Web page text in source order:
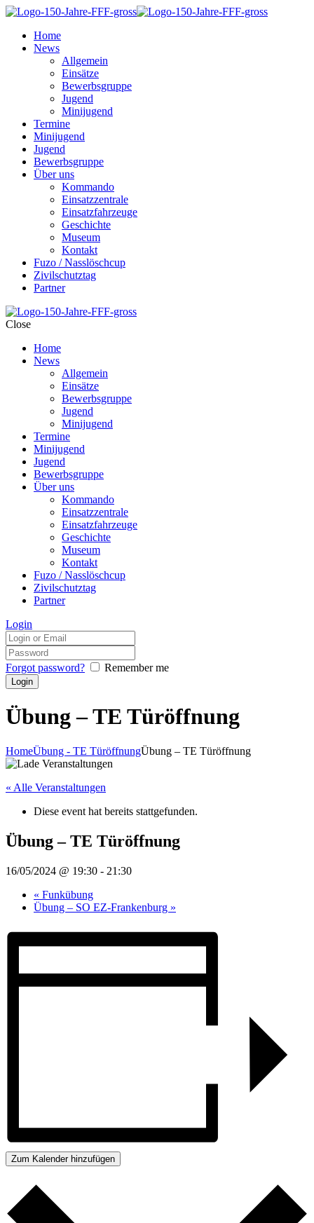
Home
News
Allgemein
Einsätze
Bewerbsgruppe
Jugend
Minijugend
Termine
Minijugend
Jugend
Bewerbsgruppe
Über uns
Kommando
Einsatzzentrale
Einsatzfahrzeuge
Geschichte
Museum
Kontakt
Fuzo / Nasslöschcup
Zivilschutztag
Partner
Close
Home
News
Allgemein
Einsätze
Bewerbsgruppe
Jugend
Minijugend
Termine
Minijugend
Jugend
Bewerbsgruppe
Über uns
Kommando
Einsatzzentrale
Einsatzfahrzeuge
Geschichte
Museum
Kontakt
Fuzo / Nasslöschcup
Zivilschutztag
Partner
Login
Forgot password? Remember me
Übung – TE Türöffnung
HomeÜbung - TE TüröffnungÜbung – TE Türöffnung
« Alle Veranstaltungen
Diese event hat bereits stattgefunden.
Übung – TE Türöffnung
16/05/2024 @ 19:30 - 21:30
« Funkübung
Übung – SO EZ-Frankenburg »
Zum Kalender hinzufügen